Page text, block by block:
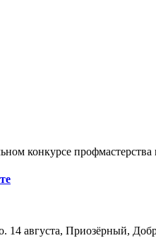
конкурсе
14 августа, Приозёрный,